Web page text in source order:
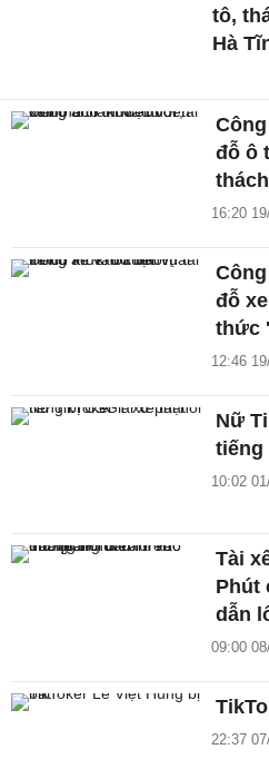
tô,
Hà
đỗ ô
16:20
đỗ
thức
12:46
Nữ
tiếng
10:02
Tài
Phút
dẫn
09:00
22:37